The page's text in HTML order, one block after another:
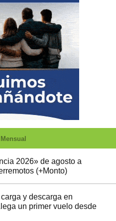
Mensual
2026» de agosto a
(+Monto)
y descarga en
un primer vuelo desde